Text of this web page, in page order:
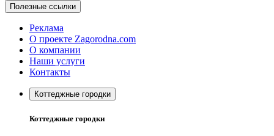
Полезные ссылки
Реклама
О проекте Zagorodna.com
О компании
Наши услуги
Контакты
Коттеджные городки
Коттеджные городки